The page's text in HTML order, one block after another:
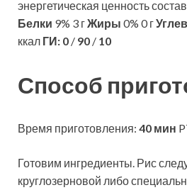
энергетическая ценность
Белки 9% 3 гЖиры 0% 0 г
ккал ГИ: 0 / 90 / 10
Способ
Время приготовления: 40 мин
Готовим ингредиенты. Рис
круглозерновой либо